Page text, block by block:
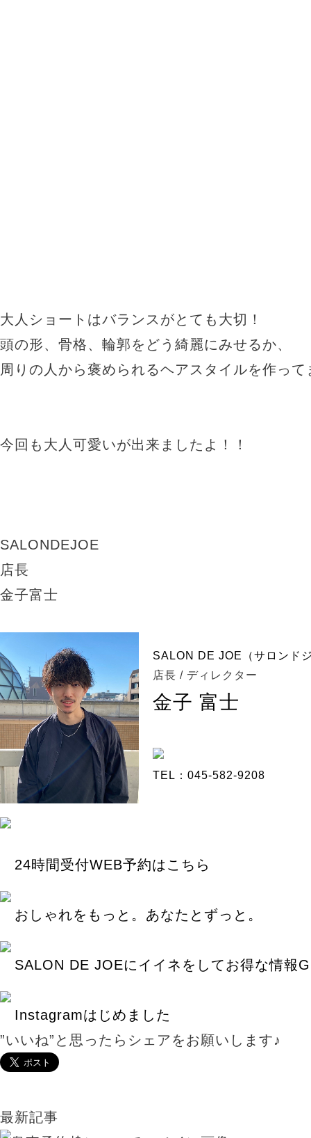
大人ショートはバランスがとても大切！
頭の形、骨格、輪郭をどう綺麗にみせるか、
周りの人から褒められるヘアスタイルを作っ
今回も大人可愛いが出来ましたよ！！
SALONDEJOE
店長
金子富士
SALON DE JOE（サロンド
店長 / ディレクター
金子 富士
TEL：045-582-9208
24時間受付WEB予約はこちら
おしゃれをもっと。あなたとずっと。
SALON DE JOEにイイネをしてお得な情報
Instagramはじめました
”いいね”と思ったらシェアをお願いします♪
最新記事